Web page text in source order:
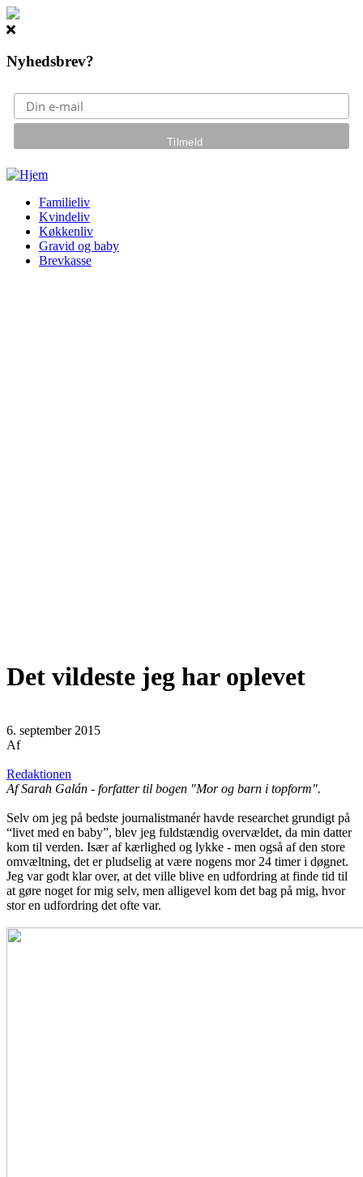
Nyhedsbrev?
Gå til hovedindhold
Familieliv
Kvindeliv
Køkkenliv
Gravid og baby
Brevkasse
Det vildeste jeg har oplevet
6. september 2015
Af
Redaktionen
Af Sarah Galán - forfatter til bogen "Mor og barn i topform".
Selv om jeg på bedste journalistmanér havde researchet grundigt på
“livet med en baby”, blev jeg fuldstændig overvældet, da min datter
kom til verden. Især af kærlighed og lykke - men også af den store
omvæltning, det er pludselig at være nogens mor 24 timer i døgnet.
Jeg var godt klar over, at det ville blive en udfordring at finde tid til
at gøre noget for mig selv, men alligevel kom det bag på mig, hvor
stor en udfordring det ofte var.